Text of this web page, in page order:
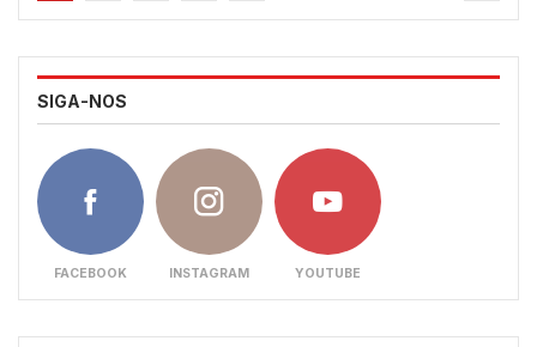
SIGA-NOS
FACEBOOK INSTAGRAM YOUTUBE